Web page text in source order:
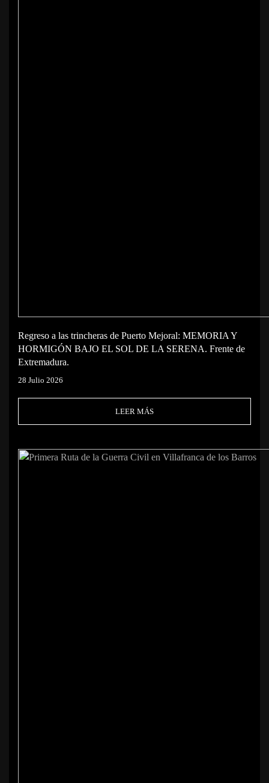
Regreso a las trincheras de Puerto Mejoral: MEMORIA Y
HORMIGÓN BAJO EL SOL DE LA SERENA. Frente de
Extremadura.
28 Julio 2026
LEER MÁS